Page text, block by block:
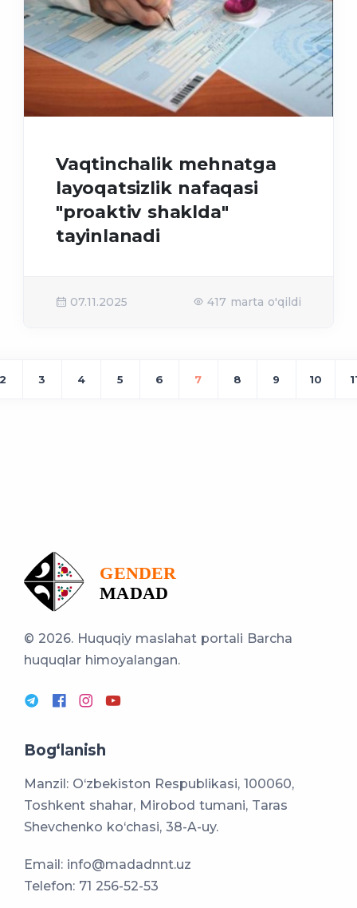
Vaqtinchalik mehnatga
layoqatsizlik nafaqasi
"proaktiv shaklda"
tayinlanadi
07.11.2025 417 marta o'qildi
2 3 4 5 6 7 8 9 10
© 2026. Huquqiy maslahat portali Barcha
huquqlar himoyalangan.
Bog‘lanish
Manzil: O‘zbekiston Respublikasi, 100060,
Toshkent shahar, Mirobod tumani, Taras
Shevchenko ko‘chasi, 38-A-uy.
Email: info@madadnnt.uz
Telefon: 71 256-52-53